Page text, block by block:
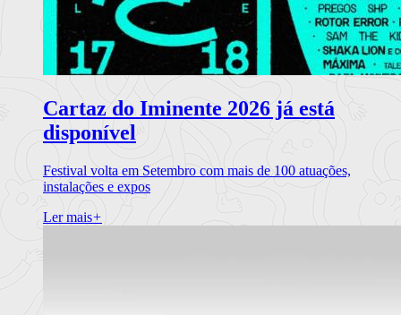
Cartaz do Iminente 2026 já está
disponível
Festival volta em Setembro com mais de 100 atuações,
instalações e expos
Ler mais+